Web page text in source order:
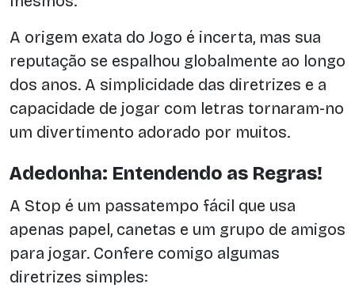
A origem exata do Jogo é incerta, mas sua
reputação se espalhou globalmente ao longo
dos anos. A simplicidade das diretrizes e a
capacidade de jogar com letras tornaram-no
um divertimento adorado por muitos.
Adedonha: Entendendo as Regras!
A Stop é um passatempo fácil que usa
apenas papel, canetas e um grupo de amigos
para jogar. Confere comigo algumas
diretrizes simples: